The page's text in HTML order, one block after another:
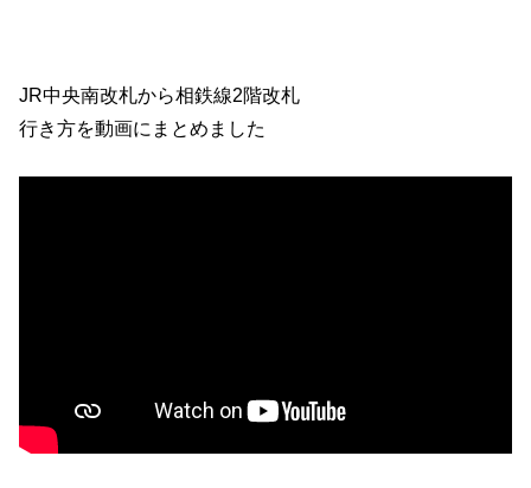
JR中央南改札から相鉄線2階改札
行き方を動画にまとめました